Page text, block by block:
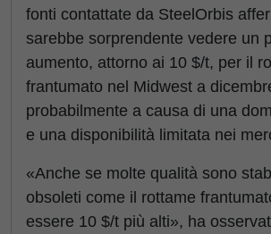
fonti contattate da SteelOrbis
sarebbe sorprendente vedere un
aumento, attorno ai 10 $/t, per il
frantumato nel Midwest a
probabilmente a causa di una
e una disponibilità limitata nei
«Anche se molte qualità sono
obsoleti come il rottame
essere 10 $/t più alti», ha